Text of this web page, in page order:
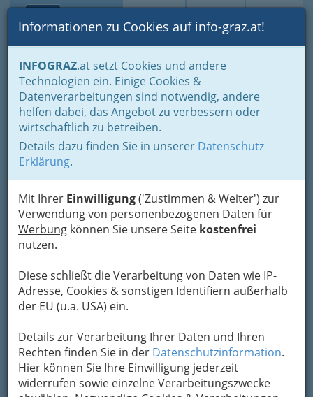
Suche Login Toggle
Informationen zu Cookies auf info-graz.at!
INFOGRAZ.at setzt Cookies und andere
Technologien ein. Einige Cookies &
Datenverarbeitungen sind notwendig, andere
helfen dabei, das Angebot zu verbessern oder
wirtschaftlich zu betreiben.
Details dazu finden Sie in unserer Datenschutz
Erklärung.
Mit Ihrer Einwilligung('Zustimmen & Weiter') zur
Verwendung von personenbezogenen Daten für
Werbung können Sie unsere Seite kostenfrei
nutzen.
Diese schließt die Verarbeitung von Daten wie IP-
Adresse, Cookies & sonstigen Identifiern außerhalb
der EU (u.a. USA) ein.
Details zur Verarbeitung Ihrer Daten und Ihren
Rechten finden Sie in der Datenschutzinformation.
Hier können Sie Ihre Einwilligung jederzeit
widerrufen sowie einzelne Verarbeitungszwecke
Home Branchen
Bauen - der Weg zum eigenen Haus
Reinigung & Service
Rauchfangkehrer und Rauchfangkehrerinnen
Plank Peter
Föllinger Straße 13, 8044 Graz
+43 316 392 303
+43 316 392 303
Karte
Adresse mit Google Maps anschauen
Kontaktaufnahme
Um die Info-Graz Firmenvor Spam-Mails zu
bewahren, verwenden wir an dieser Stelle zur
Übermittlung Ihrer Nachricht ein sicheres